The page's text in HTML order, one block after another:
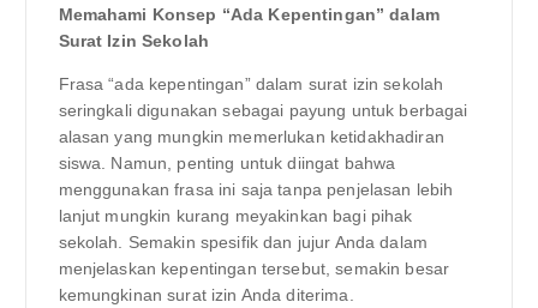
Memahami Konsep “Ada Kepentingan” dalam
Surat Izin Sekolah
Frasa “ada kepentingan” dalam surat izin sekolah
seringkali digunakan sebagai payung untuk berbagai
alasan yang mungkin memerlukan ketidakhadiran
siswa. Namun, penting untuk diingat bahwa
menggunakan frasa ini saja tanpa penjelasan lebih
lanjut mungkin kurang meyakinkan bagi pihak
sekolah. Semakin spesifik dan jujur Anda dalam
menjelaskan kepentingan tersebut, semakin besar
kemungkinan surat izin Anda diterima.